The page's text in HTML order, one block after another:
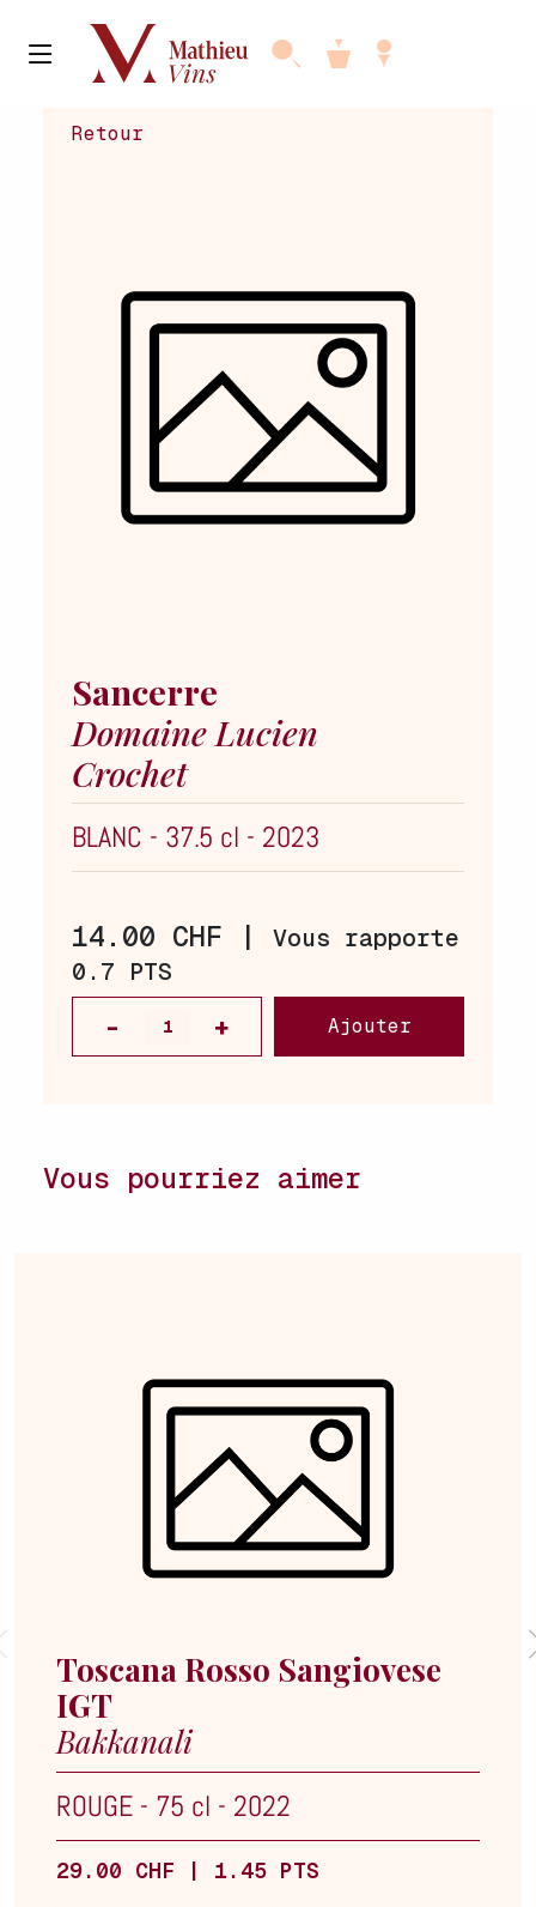
Retour
Sancerre
Domaine Lucien
Crochet
BLANC - 37.5 cl - 2023
14.00 CHF | Vous rapporte
0.7 PTS
Ajouter
Vous pourriez aimer
Toscana Rosso Sangiovese
IGT
Bakkanali
ROUGE - 75 cl - 2022
29.00 CHF | 1.45 PTS